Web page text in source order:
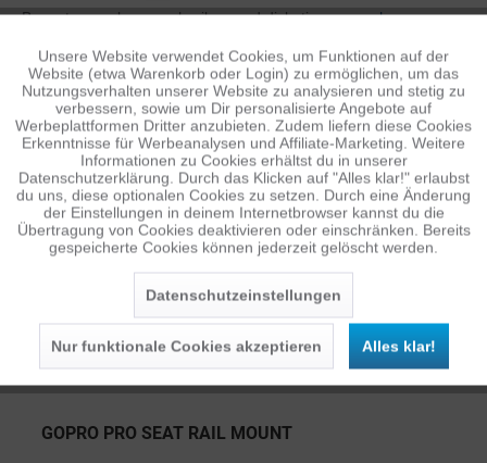
Bewertungen lesen, schreiben und diskutieren...mehr
ÄHNLICHE ARTIKEL
Diese Artikel sind dem Produkt ähnlich ...mehr
Persönliche Empfehlungen
GOPRO PRO SEAT RAIL MOUNT
Funktionale Aktiv
Tracking Inaktiv
Personalisierung Inaktiv
Service Inaktiv
Unsere Website verwendet Cookies, um Funktionen auf der
Website (etwa Warenkorb oder Login) zu ermöglichen, um das
Nutzungsverhalten unserer Website zu analysieren und stetig zu
verbessern, sowie um Dir personalisierte Angebote auf
Werbeplattformen Dritter anzubieten. Zudem liefern diese Cookies
Erkenntnisse für Werbeanalysen und Affiliate-Marketing. Weitere
Informationen zu Cookies erhältst du in unserer
Datenschutzerklärung. Durch das Klicken auf "Alles klar!" erlaubst
du uns, diese optionalen Cookies zu setzen. Durch eine Änderung
der Einstellungen in deinem Internetbrowser kannst du die
Übertragung von Cookies deaktivieren oder einschränken. Bereits
gespeicherte Cookies können jederzeit gelöscht werden.
Datenschutzeinstellungen
Nur funktionale Cookies akzeptieren Alles klar!